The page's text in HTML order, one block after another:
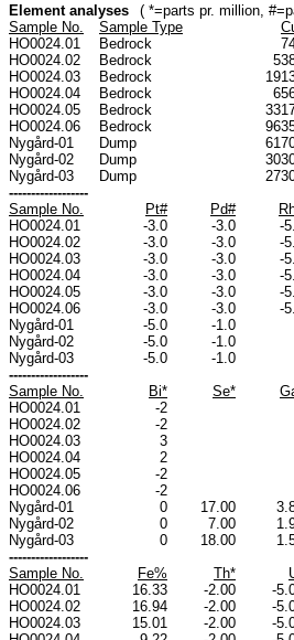
Element analyses
( *=parts pr. million,
Sample No.
Sample Type
HO0024.01
Bedrock
HO0024.02
Bedrock
HO0024.03
Bedrock
HO0024.04
Bedrock
HO0024.05
Bedrock
HO0024.06
Bedrock
Nygård-01
Dump
Nygård-02
Dump
Nygård-03
Dump
------------------
Sample No.
Pt# Pd#
HO0024.01
-3.0 -3.0 -
HO0024.02
-3.0 -3.0 -
HO0024.03
-3.0 -3.0 -
HO0024.04
-3.0 -3.0 -
HO0024.05
-3.0 -3.0 -
HO0024.06
-3.0 -3.0 -
Nygård-01
-5.0 -1.0
Nygård-02
-5.0 -1.0
Nygård-03
-5.0 -1.0
------------------
Sample No.
Bi* Se*
HO0024.01
-2
HO0024.02
-2
HO0024.03
3
HO0024.04
2
HO0024.05
-2
HO0024.06
-2
Nygård-01
0 17.00
Nygård-02
0 7.00
Nygård-03
0 18.00
------------------
Sample No.
Fe% Th*
HO0024.01
16.33 -2.00 -
HO0024.02
16.94 -2.00 -
HO0024.03
15.01 -2.00 -